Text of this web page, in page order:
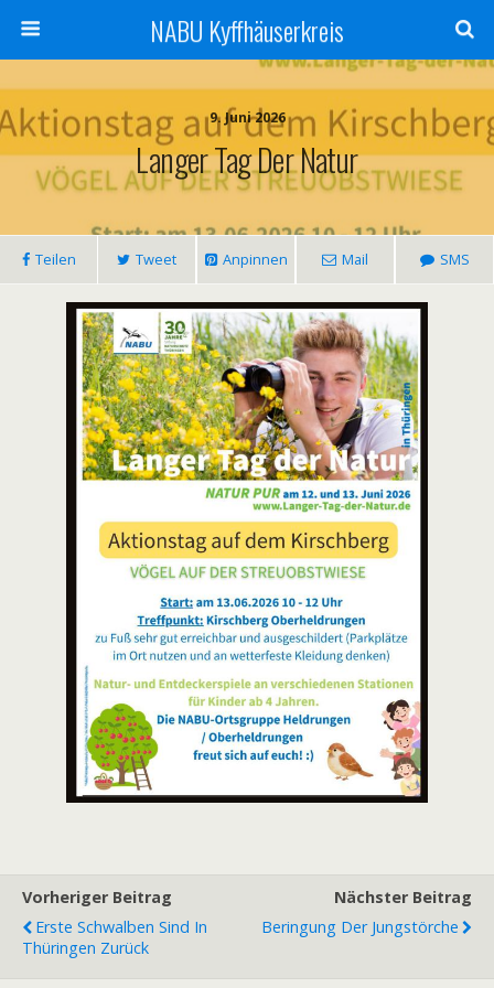
NABU Kyffhäuserkreis
9. Juni 2026
Langer Tag Der Natur
Teilen Tweet Anpinnen Mail SMS
Vorheriger Beitrag
Erste Schwalben Sind In
Thüringen Zurück
Nächster Beitrag
Beringung Der Jungstörche